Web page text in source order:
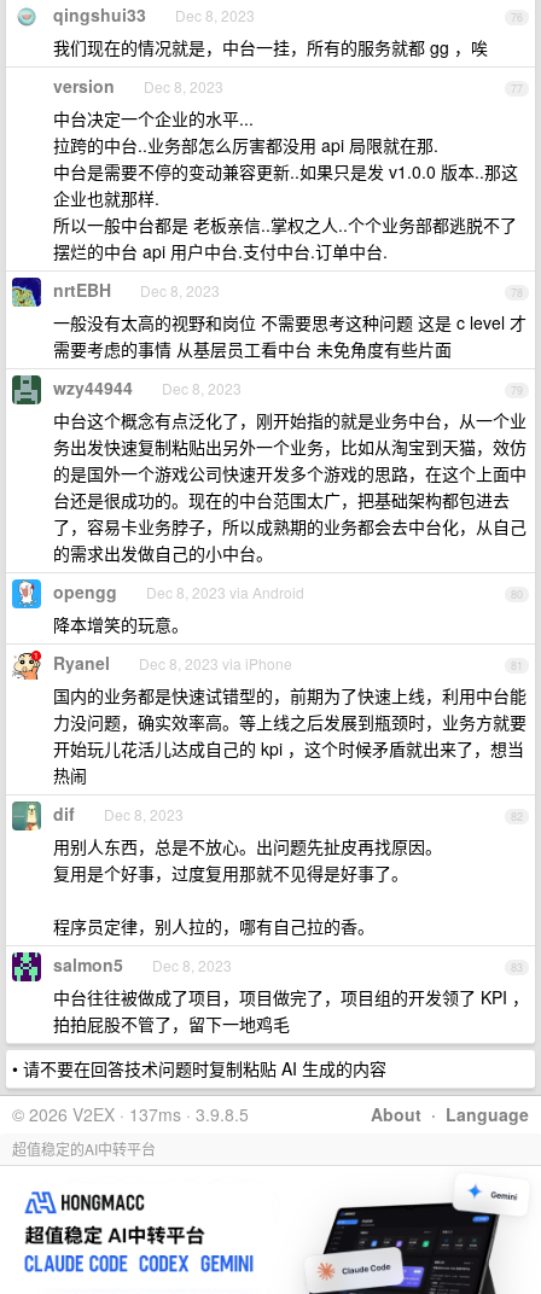
76
qingshui33 Dec 8, 2023
我们现在的情况就是，中台一挂，所有的服务就都 gg ，唉
77
version Dec 8, 2023
中台决定一个企业的水平...
拉跨的中台..业务部怎么厉害都没用 api 局限就在那.
中台是需要不停的变动兼容更新..如果只是发 v1.0.0 版本..那这
企业也就那样.
所以一般中台都是 老板亲信..掌权之人..个个业务部都逃脱不了
摆烂的中台 api 用户中台.支付中台.订单中台.
78
nrtEBH Dec 8, 2023
一般没有太高的视野和岗位 不需要思考这种问题 这是 c level 才
需要考虑的事情 从基层员工看中台 未免角度有些片面
79
wzy44944 Dec 8, 2023
中台这个概念有点泛化了，刚开始指的就是业务中台，从一个业
务出发快速复制粘贴出另外一个业务，比如从淘宝到天猫，效仿
的是国外一个游戏公司快速开发多个游戏的思路，在这个上面中
台还是很成功的。现在的中台范围太广，把基础架构都包进去
了，容易卡业务脖子，所以成熟期的业务都会去中台化，从自己
的需求出发做自己的小中台。
80
opengg Dec 8, 2023 via Android
降本增笑的玩意。
81
Ryanel Dec 8, 2023 via iPhone
国内的业务都是快速试错型的，前期为了快速上线，利用中台能
力没问题，确实效率高。等上线之后发展到瓶颈时，业务方就要
开始玩儿花活儿达成自己的 kpi ，这个时候矛盾就出来了，想当
热闹
82
dif Dec 8, 2023
用别人东西，总是不放心。出问题先扯皮再找原因。
复用是个好事，过度复用那就不见得是好事了。
程序员定律，别人拉的，哪有自己拉的香。
83
salmon5 Dec 8, 2023
中台往往被做成了项目，项目做完了，项目组的开发领了 KPI ，
拍拍屁股不管了，留下一地鸡毛
• 请不要在回答技术问题时复制粘贴 AI 生成的内容
About · Language
© 2026 V2EX · 137ms · 3.9.8.5
超值稳定的AI中转平台